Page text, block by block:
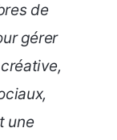
de
gérer
une